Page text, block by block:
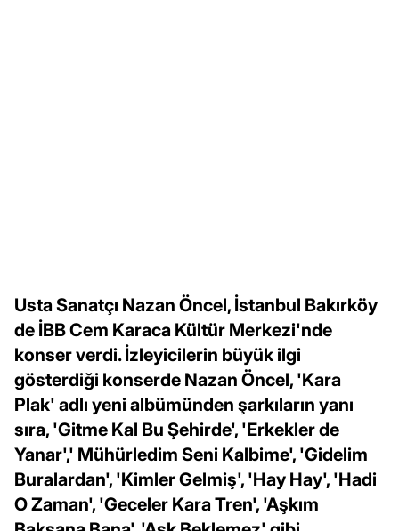
Usta Sanatçı Nazan Öncel, İstanbul Bakırköy
de İBB Cem Karaca Kültür Merkezi'nde
konser verdi. İzleyicilerin büyük ilgi
gösterdiği konserde Nazan Öncel, 'Kara
Plak' adlı yeni albümünden şarkıların yanı
sıra, 'Gitme Kal Bu Şehirde', 'Erkekler de
Yanar',' Mühürledim Seni Kalbime', 'Gidelim
Buralardan', 'Kimler Gelmiş', 'Hay Hay', 'Hadi
O Zaman', 'Geceler Kara Tren', 'Aşkım